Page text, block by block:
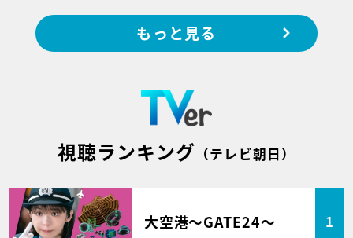
もっと見る
視聴ランキング （テレビ朝日）
大空港～GATE24～ 1